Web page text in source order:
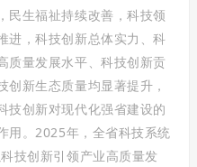
民生福祉持续改善，科技领
进，科技创新总体实力、科
质量发展水平、科技创新贡
创新生态质量均显著提升，
技创新对现代化强省建设的
用。2025年，全省科技系统
技创新引领产业高质量发